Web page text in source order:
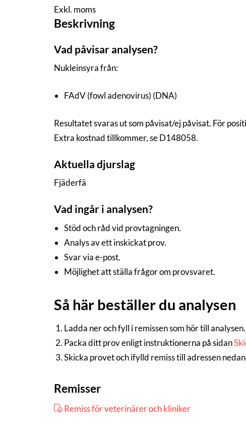
Exkl. moms
Beskrivning
Vad påvisar analysen?
Nukleinsyra från:
FAdV (fowl adenovirus) (DNA)
Resultatet svaras ut som påvisat/ej påvisat. För
Extra kostnad tillkommer, se D148058.
Aktuella djurslag
Fjäderfä
Vad ingår i analysen?
Stöd och råd vid provtagningen.
Analys av ett inskickat prov.
Svar via e-post.
Möjlighet att ställa frågor om provsvaret.
Så här beställer du analysen
Ladda ner och fyll i remissen som hör till
Packa ditt prov enligt instruktionerna på sidan
Skicka provet och ifylld remiss till adressen
Remisser
Remiss för veterinärer och kliniker